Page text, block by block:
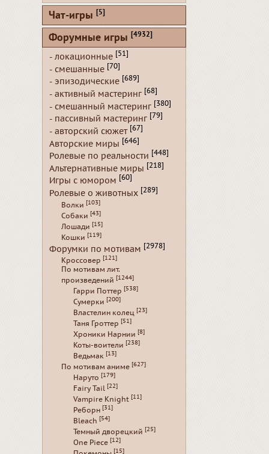
Чат-игры [5]
Форумные игры [4932]
- локационные [51]
- смешанные [70]
- эпизодические [689]
- активный мастеринг [68]
- смешанный мастеринг [380]
- пассивный мастеринг [79]
- авторский сюжет [67]
Авторские миры [646]
Ролевые по реальности [448]
Альтернативные миры [218]
Игры с юмором [60]
Ролевые о животных [289]
Волки [103]
Собаки [43]
Лошади [15]
Кошки [119]
Форумки по мотивам [2978]
Кроссовер [121]
По мотивам лит.
произведений [1244]
Гарри Поттер [538]
Сумерки [200]
Властелин колец [23]
Таня Гроттер [51]
Хроники Нарнии [8]
Коты-воители [238]
Ведьмак [13]
По мотивам аниме [627]
Наруто [179]
Fairy Tail [22]
Vampire Knight [11]
Реборн [31]
Bleach [54]
Темный дворецкий [25]
One Piece [12]
[15]